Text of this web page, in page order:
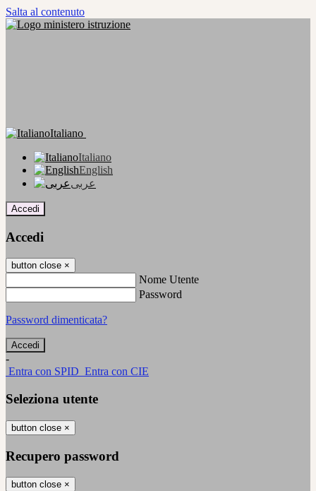
Salta al contenuto
Italiano
Italiano
English
عربى
Accedi
Accedi
button close ×
Nome Utente
Password
Password dimenticata?
-
Entra con SPID Entra con CIE
Seleziona utente
button close ×
Recupero password
button close ×